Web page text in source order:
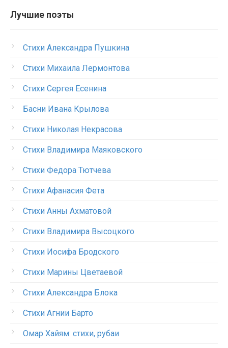
Лучшие поэты
Стихи Александра Пушкина
Стихи Михаила Лермонтова
Стихи Сергея Есенина
Басни Ивана Крылова
Стихи Николая Некрасова
Стихи Владимира Маяковского
Стихи Федора Тютчева
Стихи Афанасия Фета
Стихи Анны Ахматовой
Стихи Владимира Высоцкого
Стихи Иосифа Бродского
Стихи Марины Цветаевой
Стихи Александра Блока
Стихи Агнии Барто
Омар Хайям: стихи, рубаи